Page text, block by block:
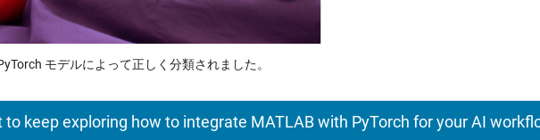
モデルによって正しく分類されました。
to keep exploring how to integrate MATLAB with PyTorch for your AI